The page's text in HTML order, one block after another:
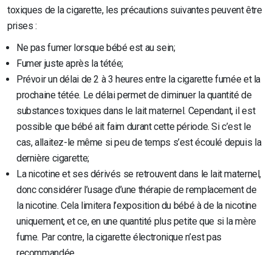
toxiques de la cigarette, les précautions suivantes peuvent être
prises :
Ne pas fumer lorsque bébé est au sein;
Fumer juste après la tétée;
Prévoir un délai de 2 à 3 heures entre la cigarette fumée et la
prochaine tétée. Le délai permet de diminuer la quantité de
substances toxiques dans le lait maternel. Cependant, il est
possible que bébé ait faim durant cette période. Si c’est le
cas, allaitez-le même si peu de temps s’est écoulé depuis la
dernière cigarette;
La nicotine et ses dérivés se retrouvent dans le lait maternel,
donc considérer l’usage d’une thérapie de remplacement de
la nicotine. Cela limitera l’exposition du bébé à de la nicotine
uniquement, et ce, en une quantité plus petite que si la mère
fume. Par contre, la cigarette électronique n’est pas